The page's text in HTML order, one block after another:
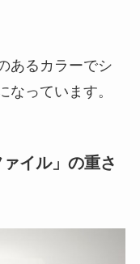
あるカラーでシ
なっています。
イル」の重さ